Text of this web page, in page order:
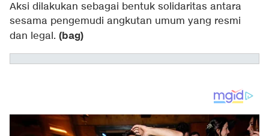
Aksi dilakukan sebagai bentuk solidaritas antara
sesama pengemudi angkutan umum yang resmi
dan legal. (bag)